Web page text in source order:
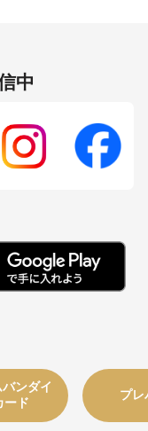
中
ンダイ
ード
プ